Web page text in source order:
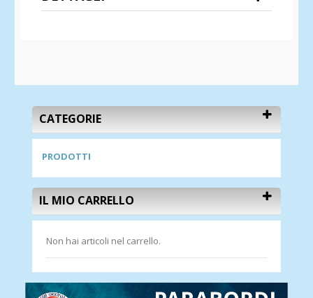
CATEGORIE
PRODOTTI
IL MIO CARRELLO
Non hai articoli nel carrello.